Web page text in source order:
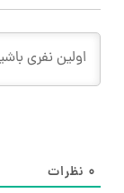
۰ نظرات